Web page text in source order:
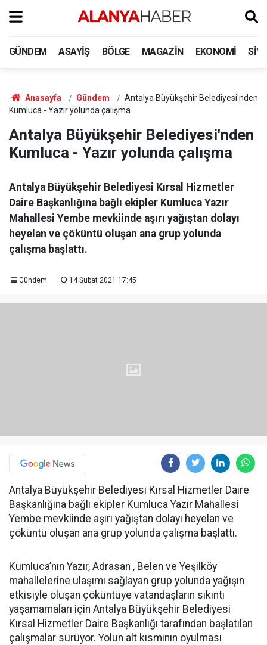
GÜNDEM ASAYIŞ BÖLGE MAGAZIN EKONOMI
Anasayfa Gündem
Antalya Büyükşehir Belediyesi'nden
Kumluca - Yazır yolunda çalışma
Antalya Büyükşehir Belediyesi'nden
Kumluca - Yazır yolunda çalışma
Antalya Büyükşehir Belediyesi Kırsal Hizmetler
Daire Başkanlığına bağlı ekipler Kumluca Yazır
Mahallesi Yembe mevkiinde aşırı yağıştan dolayı
heyelan ve çöküntü oluşan ana grup yolunda
çalışma başlattı.
Gündem 14 Şubat 2021 17:45
Antalya Büyükşehir Belediyesi Kırsal Hizmetler Daire
Başkanlığına bağlı ekipler Kumluca Yazır Mahallesi
Yembe mevkiinde aşırı yağıştan dolayı heyelan ve
çöküntü oluşan ana grup yolunda çalışma başlattı.
Kumluca’nın Yazır, Adrasan , Belen ve Yeşilköy
mahallelerine ulaşımı sağlayan grup yolunda yağışın
etkisiyle oluşan çöküntüye vatandaşların sıkıntı
yaşamamaları için Antalya Büyükşehir Belediyesi
Kırsal Hizmetler Daire Başkanlığı tarafından başlatılan
çalışmalar sürüyor. Yolun alt kısmının oyulması